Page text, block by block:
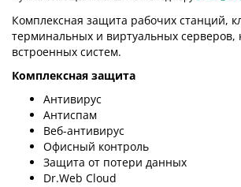
Комплексная защита рабочих станций,
терминальных и виртуальных серверов,
встроенных систем.
Комплексная защита
Антивирус
Антиспам
Веб-антивирус
Офисный контроль
Защита от потери данных
Dr.Web Cloud